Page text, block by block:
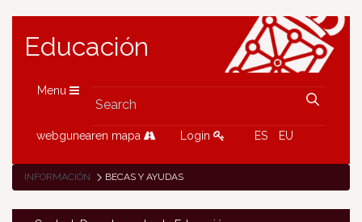
Educación
Menu
webgunearen mapa Login ES EU
INFORMACIÓN BECAS Y AYUDAS